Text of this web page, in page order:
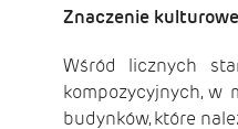
Znaczenie kulturowe
Wśród licznych
kompozycyjnych, w
budynków, które